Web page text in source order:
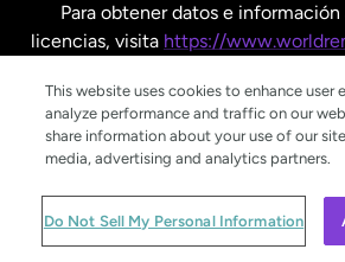
Para obtener datos e
licencias, visita https://
© WorldRemit
This website uses cookies to enhance user
analyze performance and traffic on our
share information about your use of our
media, advertising and analytics partners.
Do Not Sell My Personal Information